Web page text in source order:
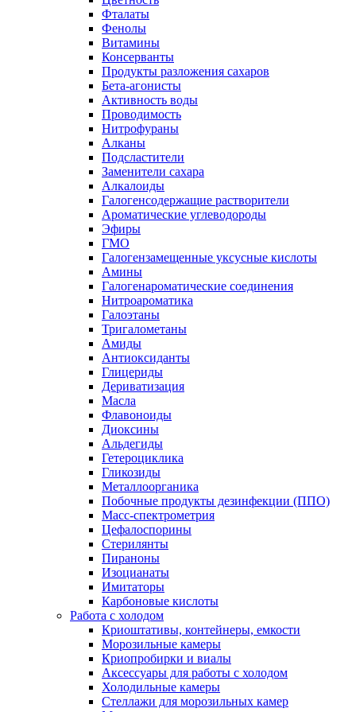
Фталаты
Фенолы
Витамины
Консерванты
Продукты разложения сахаров
Бета-агонисты
Активность воды
Проводимость
Нитрофураны
Алканы
Подсластители
Заменители сахара
Алкалоиды
Галогенсодержащие растворители
Ароматические углеводороды
Эфиры
ГМО
Галогензамещенные уксусные кислоты
Амины
Галогенароматические соединения
Нитроароматика
Галоэтаны
Тригалометаны
Амиды
Антиоксиданты
Глицериды
Дериватизация
Масла
Флавоноиды
Диоксины
Альдегиды
Гетероциклика
Гликозиды
Металлоорганика
Побочные продукты дезинфекции (ППО)
Масс-спектрометрия
Цефалоспорины
Стерилянты
Пираноны
Изоцианаты
Имитаторы
Карбоновые кислоты
Работа с холодом
Криоштативы, контейнеры, емкости
Морозильные камеры
Криопробирки и виалы
Аксессуары для работы с холодом
Холодильные камеры
Стеллажи для морозильных камер